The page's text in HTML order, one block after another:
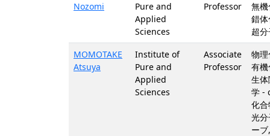
Nozomi
Pure and
Applied
Sciences
Professor
無
錯
超
MOMOTAKE
Atsuya
Institute of
Pure and
Applied
Sciences
Associate
Professor
物
有
生
学 -
化
光
ー